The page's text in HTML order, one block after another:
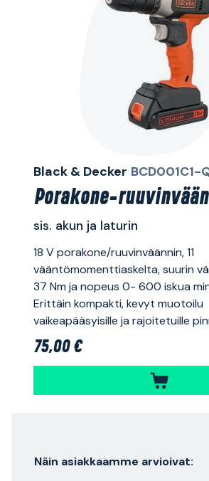
Black & Decker BCD001C1-
Porakone-
sis. akun ja laturin
18 V porakone/ruuvinväännin, 11
vääntömomenttiaskelta, suurin
37 Nm ja nopeus 0- 600 iskua
Erittäin kompakti, kevyt muotoilu
vaikeapääsyisille ja rajoitetuille
75,00 €
Näin asiakkaamme arvioivat: